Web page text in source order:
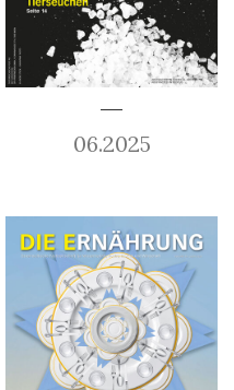
06.2025